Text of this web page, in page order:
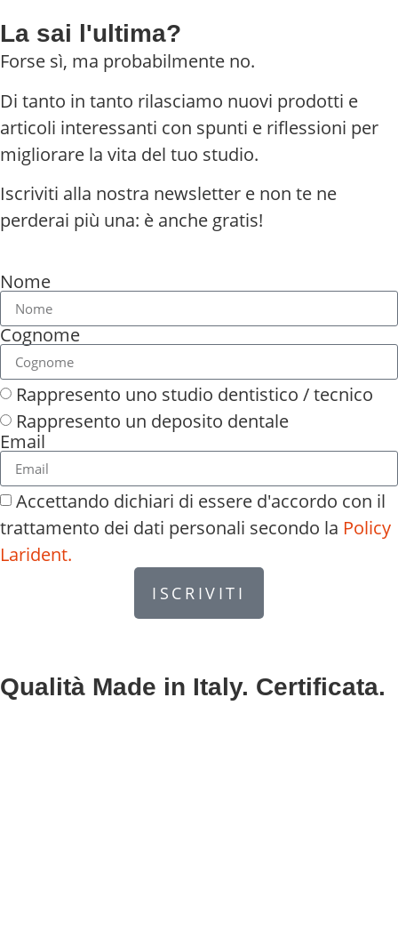
La sai l'ultima?
Forse sì, ma probabilmente no.
Di tanto in tanto rilasciamo nuovi prodotti e
articoli interessanti con spunti e riflessioni per
migliorare la vita del tuo studio.
Iscriviti alla nostra newsletter e non te ne
perderai più una: è anche gratis!
Nome
Cognome
Rappresento uno studio dentistico / tecnico
Rappresento un deposito dentale
Email
Accettando dichiari di essere d'accordo con il
trattamento dei dati personali secondo la Policy
Larident.
ISCRIVITI
Qualità Made in Italy. Certificata.